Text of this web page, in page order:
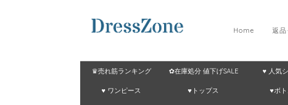
返品
Home
♛売れ筋ランキング ✿在庫処分 値下げSALE ♥ 人気
♥ ワンピース ♥トップス ♥ボ